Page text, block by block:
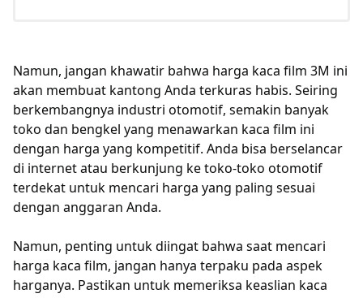
Namun, jangan khawatir bahwa harga kaca film 3M ini
akan membuat kantong Anda terkuras habis. Seiring
berkembangnya industri otomotif, semakin banyak
toko dan bengkel yang menawarkan kaca film ini
dengan harga yang kompetitif. Anda bisa berselancar
di internet atau berkunjung ke toko-toko otomotif
terdekat untuk mencari harga yang paling sesuai
dengan anggaran Anda.
Namun, penting untuk diingat bahwa saat mencari
harga kaca film, jangan hanya terpaku pada aspek
harganya. Pastikan untuk memeriksa keaslian kaca